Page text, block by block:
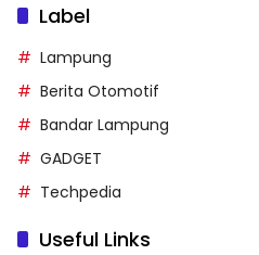
Label
Lampung
Berita Otomotif
Bandar Lampung
GADGET
Techpedia
Useful Links